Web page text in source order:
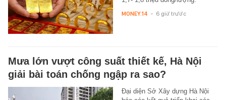
MONEY.14 - 6 giờ trước
Mưa lớn vượt công suất thiết kế, Hà Nội
giải bài toán chống ngập ra sao?
Đại diện Sở Xây dựng Hà Nội